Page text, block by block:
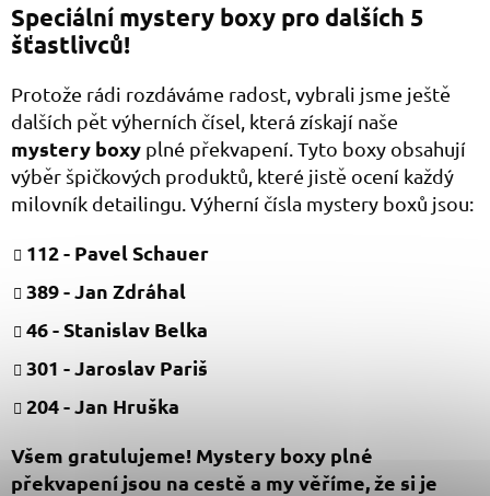
Speciální mystery boxy pro dalších 5
šťastlivců!
Protože rádi rozdáváme radost, vybrali jsme ještě
dalších pět výherních čísel, která získají naše
mystery boxy plné překvapení. Tyto boxy obsahují
výběr špičkových produktů, které jistě ocení každý
milovník detailingu. Výherní čísla mystery boxů jsou:
112 - Pavel Schauer
389 - Jan Zdráhal
46 - Stanislav Belka
301 - Jaroslav Pariš
204 - Jan Hruška
Všem gratulujeme! Mystery boxy plné
překvapení jsou na cestě a my věříme, že si je